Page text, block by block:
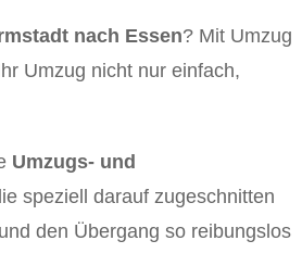
nach Essen? Mit Umzug
Umzug nicht nur einfach,
Umzugs- und
speziell darauf zugeschnitten
den Übergang so reibungslos